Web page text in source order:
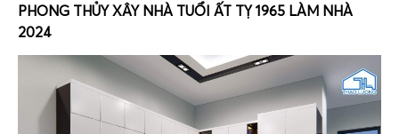
PHONG THỦY XÂY NHÀ TUỔI ẤT TỴ 1965 LÀM NHÀ
2024